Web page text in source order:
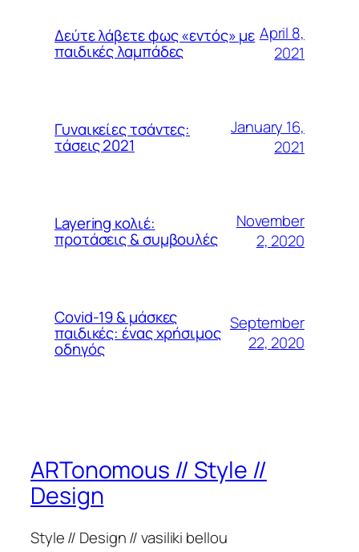
Δεύτε λάβετε φως «εντός» με
παιδικές λαμπάδες
April 8,
2021
Γυναικείες τσάντες:
τάσεις 2021
January 16,
2021
Layering κολιέ:
προτάσεις & συμβουλές
November
2, 2020
Covid-19 & μάσκες
παιδικές: ένας χρήσιμος
οδηγός
September
22, 2020
ARTonomous // Style //
Design
Style // Design // vasiliki bellou